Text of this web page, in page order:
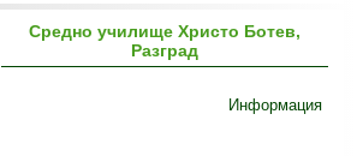
Средно училище Христо Ботев,
Разград
Информация